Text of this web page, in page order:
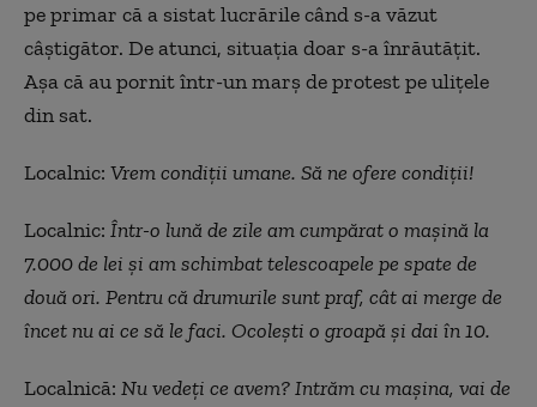
pe primar că a sistat lucrările când s-a văzut
câștigător. De atunci, situația doar s-a înrăutățit.
Așa că au pornit într-un marș de protest pe ulițele
din sat.
Localnic: Vrem condiții umane. Să ne ofere condiții!
Localnic: Într-o lună de zile am cumpărat o mașină la
7.000 de lei și am schimbat telescoapele pe spate de
două ori. Pentru că drumurile sunt praf, cât ai merge de
încet nu ai ce să le faci. Ocolești o groapă și dai în 10.
Localnică: Nu vedeți ce avem? Intrăm cu mașina, vai de